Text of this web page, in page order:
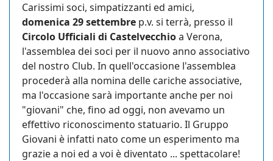
Carissimi soci, simpatizzanti ed amici,
domenica 29 settembre p.v. si terrà, presso il
Circolo Ufficiali di Castelvecchioa Verona,
l'assemblea dei soci per il nuovo anno associativo
del nostro Club. In quell'occasione l'assemblea
procederà alla nomina delle cariche associative,
ma l'occasione sarà importante anche per noi
"giovani" che, fino ad oggi, non avevamo un
effettivo riconoscimento statuario. Il Gruppo
Giovani è infatti nato come un esperimento ma
grazie a noi ed a voi è diventato ... spettacolare!